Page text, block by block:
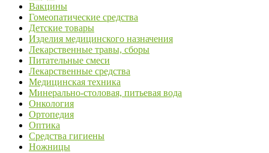
Вакцины
Гомеопатические средства
Детские товары
Изделия медицинского назначения
Лекарственные травы, сборы
Питательные смеси
Лекарственные средства
Медицинская техника
Минерально-столовая, питьевая вода
Онкология
Ортопедия
Оптика
Средства гигиены
Ножницы